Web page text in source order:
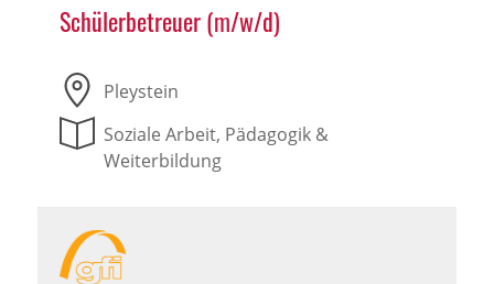
Schülerbetreuer (m/w/d)
Pleystein
Soziale Arbeit, Pädagogik &
Weiterbildung